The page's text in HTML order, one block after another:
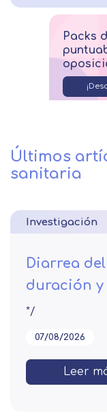
Packs
Últimos
sanitaria
Investigación
Diarrea
duración y
*/
07/08/2026
Leer